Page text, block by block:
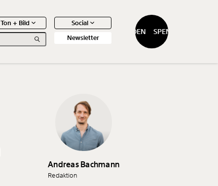
Ton + Bild
Social
Newsletter
SPENDEN SPENDEN
Artikel
Andreas Bachmann
Redaktion